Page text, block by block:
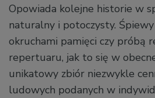
Opowiada kolejne historie w
naturalny i potoczysty.
okruchami pamięci czy próbą
repertuaru, jak to się w
unikatowy zbiór niezwykle
ludowych podanych w